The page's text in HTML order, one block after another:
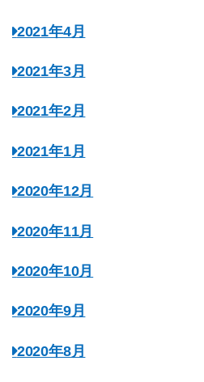
2021年4月
2021年3月
2021年2月
2021年1月
2020年12月
2020年11月
2020年10月
2020年9月
2020年8月